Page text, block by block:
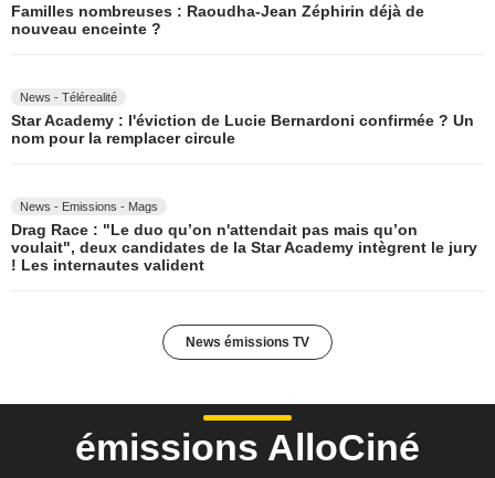
Familles nombreuses : Raoudha-Jean Zéphirin déjà de
nouveau enceinte ?
News - Télérealité
Star Academy : l'éviction de Lucie Bernardoni confirmée ? Un
nom pour la remplacer circule
News - Emissions - Mags
Drag Race : "Le duo qu’on n'attendait pas mais qu’on
voulait", deux candidates de la Star Academy intègrent le jury
! Les internautes valident
News émissions TV
émissions AlloCiné